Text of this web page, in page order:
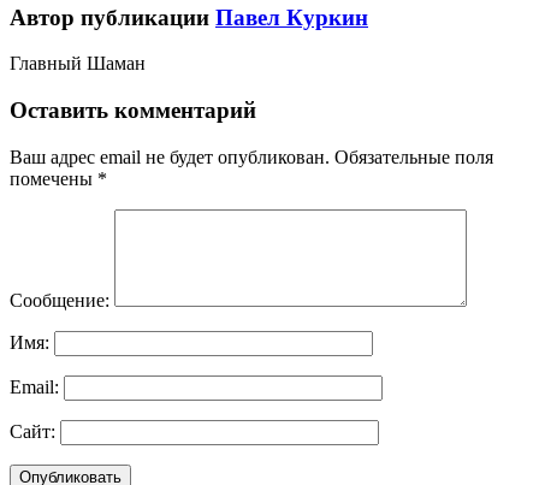
Автор публикации Павел Куркин
Главный Шаман
Оставить комментарий
Ваш адрес email не будет опубликован. Обязательные поля
помечены *
Сообщение:
Имя:
Email:
Сайт: